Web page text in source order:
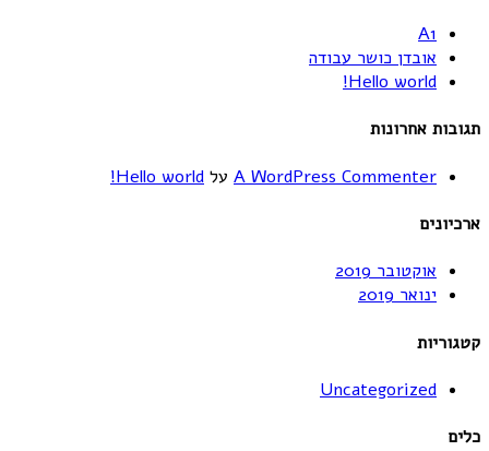
A1
אובדן כושר עבודה
Hello world!
תגובות אחרונות
A WordPress Commenter על Hello world!
ארכיונים
אוקטובר 2019
ינואר 2019
קטגוריות
Uncategorized
כלים